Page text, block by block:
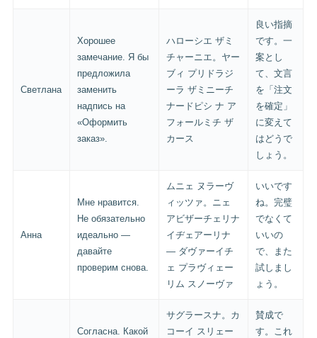
Светлана
Хорошее
замечание. Я бы
предложила
заменить
надпись на
«Оформить
заказ».
ハローシエ ザミ
チャーニエ。ヤー
ブィ プリドラジ
ーラ ザミニーチ
ナードピシ ナ ア
フォールミチ ザ
カース
良い指摘
です。一
案とし
て、文言
を「注文
を確定」
に変えて
はどうで
しょう。
Анна
Мне нравится.
Не обязательно
идеально —
давайте
проверим снова.
ムニェ ヌラーヴ
ィッツァ。ニェ
アビザーチェリナ
イヂェアーリナ
— ダヴァーイチ
ェ プラヴィェー
リム スノーヴァ
いいです
ね。完璧
でなくて
いいの
で、また
試しまし
ょう。
Согласна. Какой
サグラースナ。カ
コーイ スリェー
賛成で
す。これ